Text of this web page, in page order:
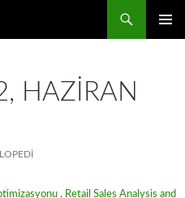
HAZIRAN
, Retail Sales Analysis and